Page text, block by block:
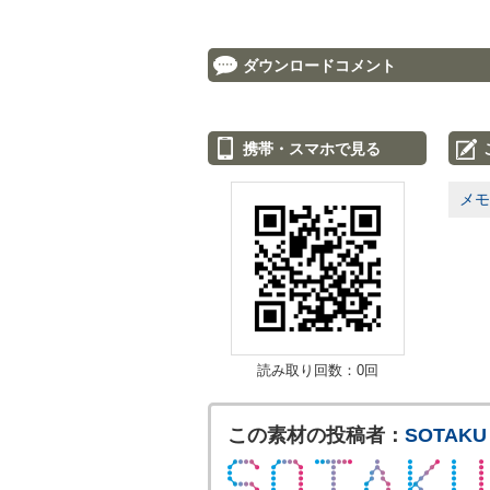
ダウンロードコメント
携帯・スマホで見る
読み取り回数：0回
メモ
この素材の投稿者： SOTAKU